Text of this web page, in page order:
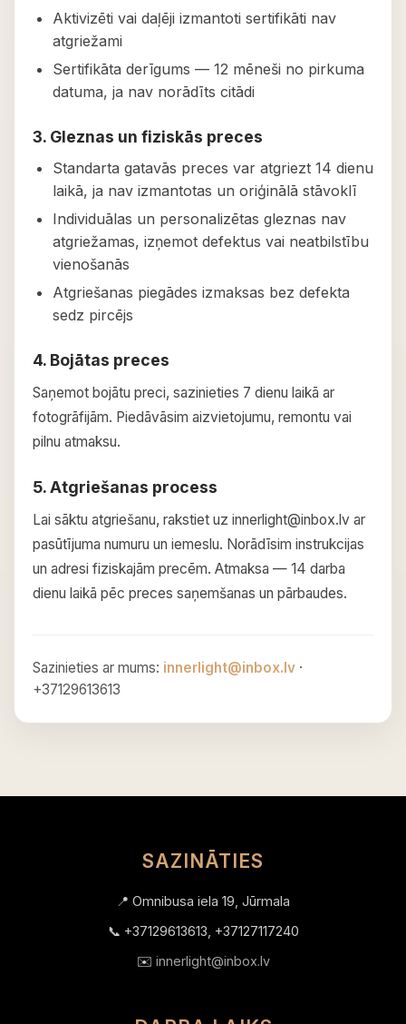
Aktivizēti vai daļēji izmantoti sertifikāti nav
atgriežami
Sertifikāta derīgums — 12 mēneši no pirkuma
datuma, ja nav norādīts citādi
3. Gleznas un fiziskās preces
Standarta gatavās preces var atgriezt 14 dienu
laikā, ja nav izmantotas un oriģinālā stāvoklī
Individuālas un personalizētas gleznas nav
atgriežamas, izņemot defektus vai neatbilstību
vienošanās
Atgriešanas piegādes izmaksas bez defekta
sedz pircējs
4. Bojātas preces
Saņemot bojātu preci, sazinieties 7 dienu laikā ar
fotogrāfijām. Piedāvāsim aizvietojumu, remontu vai
pilnu atmaksu.
5. Atgriešanas process
Lai sāktu atgriešanu, rakstiet uz innerlight@inbox.lv ar
pasūtījuma numuru un iemeslu. Norādīsim instrukcijas
un adresi fiziskajām precēm. Atmaksa — 14 darba
dienu laikā pēc preces saņemšanas un pārbaudes.
Sazinieties ar mums: innerlight@inbox.lv ·
+37129613613
SAZINĀTIES
📍 Omnibusa iela 19, Jūrmala
📞 +37129613613, +37127117240
✉️ innerlight@inbox.lv